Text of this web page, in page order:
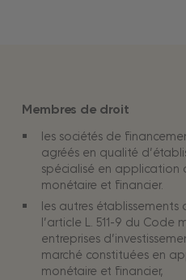
Membres de droit
les sociétés de
agréés en qualité
spécialisé en application
monétaire et financier.
les autres
l’article L. 511-9 du Code
entreprises
marché constituées en
monétaire et financier,